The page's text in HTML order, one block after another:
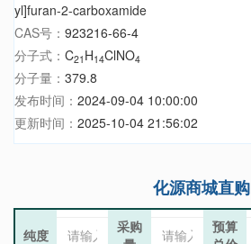
yl]furan-2-carboxamide
CAS号： 923216-66-4
分子式： C21 H14ClNO4
分子量： 379.8
发布时间： 2024-09-04 10:00:00
更新时间： 2025-10-04 21:56:02
化源商城直购
纯度
采购
预算